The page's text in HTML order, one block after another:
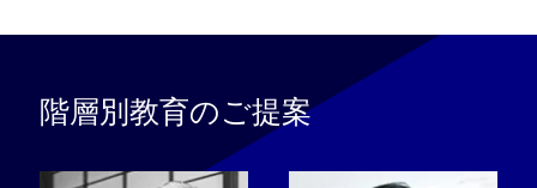
階層別教育のご提案